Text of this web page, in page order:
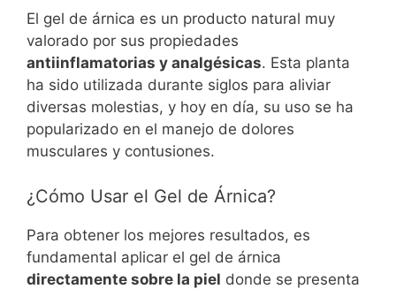
El gel de árnica es un producto natural muy
valorado por sus propiedades
antiinflamatorias y analgésicas. Esta planta
ha sido utilizada durante siglos para aliviar
diversas molestias, y hoy en día, su uso se ha
popularizado en el manejo de dolores
musculares y contusiones.
¿Cómo Usar el Gel de Árnica?
Para obtener los mejores resultados, es
fundamental aplicar el gel de árnica
directamente sobre la piel donde se presenta